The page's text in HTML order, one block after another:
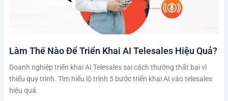
Làm Thế Nào Để Triển Khai AI Telesales Hiệu Quả?
Doanh nghiệp triển khai AI Telesales sai cách thường thất bại vì
thiếu quy trình. Tìm hiểu lộ trình 5 bước triển khai AI vào telesales
hiệu quả.